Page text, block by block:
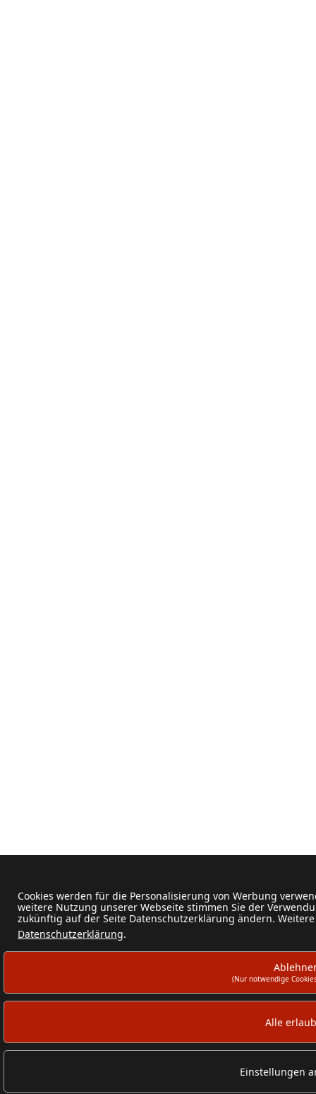
Cookies werden für die Personalisierung von Werbung
weitere Nutzung unserer Webseite stimmen Sie der
zukünftig auf der Seite Datenschutzerklärung ändern.
Datenschutzerklärung.
(Nur notwendige
Alle
Einstellungen